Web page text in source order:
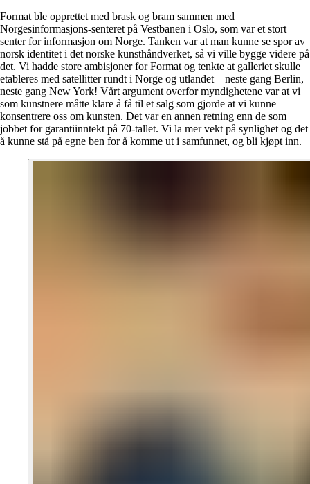
Format ble opprettet med brask og bram sammen med
Norgesinformasjons-senteret på Vestbanen i Oslo, som var et stort
senter for informasjon om Norge. Tanken var at man kunne se spor av
norsk identitet i det norske kunsthåndverket, så vi ville bygge videre på
det. Vi hadde store ambisjoner for Format og tenkte at galleriet skulle
etableres med satellitter rundt i Norge og utlandet – neste gang Berlin,
neste gang New York! Vårt argument overfor myndighetene var at vi
som kunstnere måtte klare å få til et salg som gjorde at vi kunne
konsentrere oss om kunsten. Det var en annen retning enn de som
jobbet for garantiinntekt på 70-tallet. Vi la mer vekt på synlighet og det
å kunne stå på egne ben for å komme ut i samfunnet, og bli kjøpt inn.